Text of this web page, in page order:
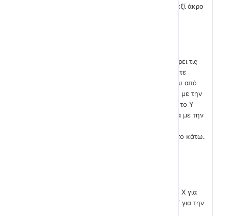
του σκηνικού ενώ με τιμή 240 στο δεξί άκρο
Αντίστοιχα η τιμή του Υ μπορεί να πάρει τις
τιμές από -180 έως 180. Αν είναι 0 τότε
σίγουρα η απόσταση του αντικείμενου από
το πάνω άκρο του σκηνικού είναι ίση με την
απόσταση από το κάτω άκρο του. Αν το Υ
έχει τιμή 180 τότε βρίσκεται, ανάλογα με την
σκηνικού του scratch ενώ με -180 στο κάτω.
προσδιορίζεται από την τιμή τόσο του Χ για
την οριζόντια του θέση όσο και του Υ για την